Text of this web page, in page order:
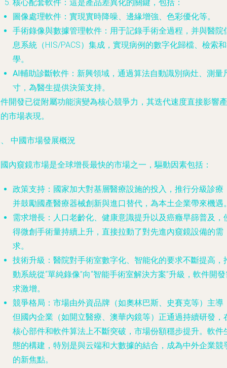
核心配套軟件 ：這是產品差異化的關鍵，包括：
圖像處理軟件 ：實現實時降噪、邊緣增強、色彩優化等。
手術錄像與數據管理軟件 ：用于記錄手術全過程，并與醫院
息系統（HIS/PACS）集成，實現病例的數字化歸檔、檢索
學。
AI輔助診斷軟件 ：新興領域，通過算法自動識別病灶、測量
寸，為醫生提供決策支持。
開發已從附屬功能演變為核心競爭力，其迭代速度直接影響產
市場表現。
中國市場發展概況
內窺鏡市場是全球增長最快的市場之一，驅動因素包括：
政策支持 ：國家加大對基層醫療設施的投入，推行分級診療
并鼓勵國產醫療器械創新與進口替代，為本土企業帶來機遇
需求增長 ：人口老齡化、健康意識提升以及癌癥早篩普及，
得微創手術量持續上升，直接拉動了對先進內窺鏡設備的需
求。
技術升級 ：醫院對手術室數字化、智能化的要求不斷提高，
動系統從“單純錄像”向“智能手術室解決方案”升級，軟件開
求激增。
競爭格局 ：市場由外資品牌（如奧林巴斯、史賽克等）主導
但國內企業（如開立醫療、澳華內鏡等）正通過持續研發，
核心部件和軟件算法上不斷突破，市場份額穩步提升。軟件
態的構建，特別是與云端和大數據的結合，成為中外企業競
的新焦點。